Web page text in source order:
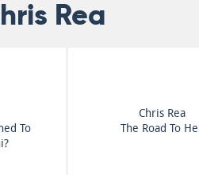
Rea
To
Chris Rea
The Road To Hell